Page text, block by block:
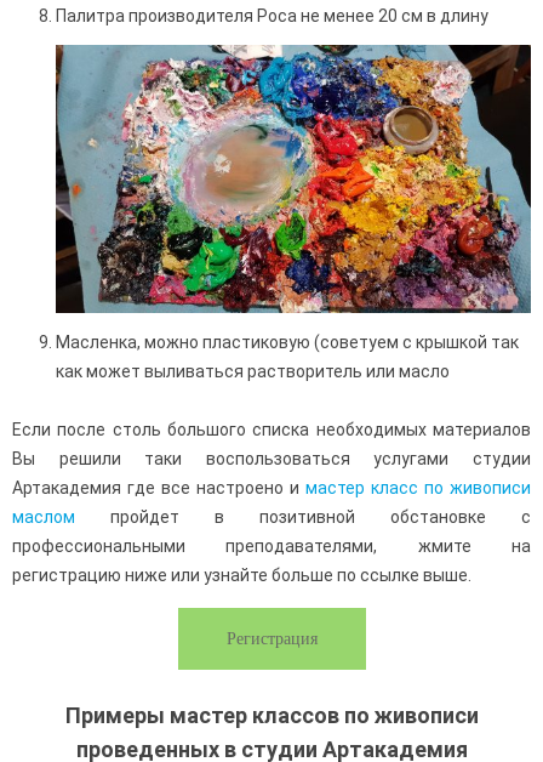
Палитра производителя Роса не менее 20 см в длину
Масленка, можно пластиковую (советуем с крышкой так
как может выливаться растворитель или масло
Если после столь большого списка необходимых материалов
Вы решили таки воспользоваться услугами студии
Артакадемия где все настроено и мастер класс по живописи
маслом пройдет в позитивной обстановке с
профессиональными преподавателями, жмите на
регистрацию ниже или узнайте больше по ссылке выше.
Регистрация
Примеры мастер классов по живописи
проведенных в студии Артакадемия